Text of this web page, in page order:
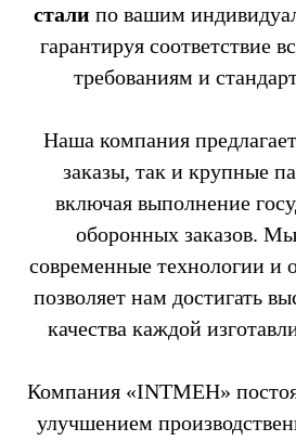
стали по вашим
гарантируя соответствие
требованиям и
Наша компания
заказы, так и крупные
включая выполнение
оборонных заказов.
современные технологии и
позволяет нам достигать
качества каждой
Компания «INTMEH»
улучшением